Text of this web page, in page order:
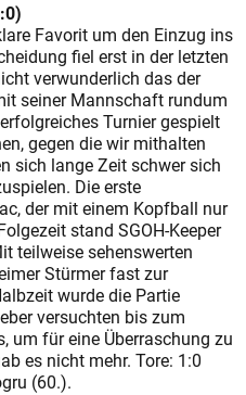
Favorit um den Einzug ins
fiel erst in der letzten
verwunderlich das der
seiner Mannschaft rundum
Turnier gespielt
gegen die wir mithalten
sich lange Zeit schwer sich
Die erste
der mit einem Kopfball nur
stand SGOH-Keeper
teilweise sehenswerten
Stürmer fast zur
wurde die Partie
versuchten bis zum
um für eine Überraschung zu
es nicht mehr. Tore: 1:0
(60.).